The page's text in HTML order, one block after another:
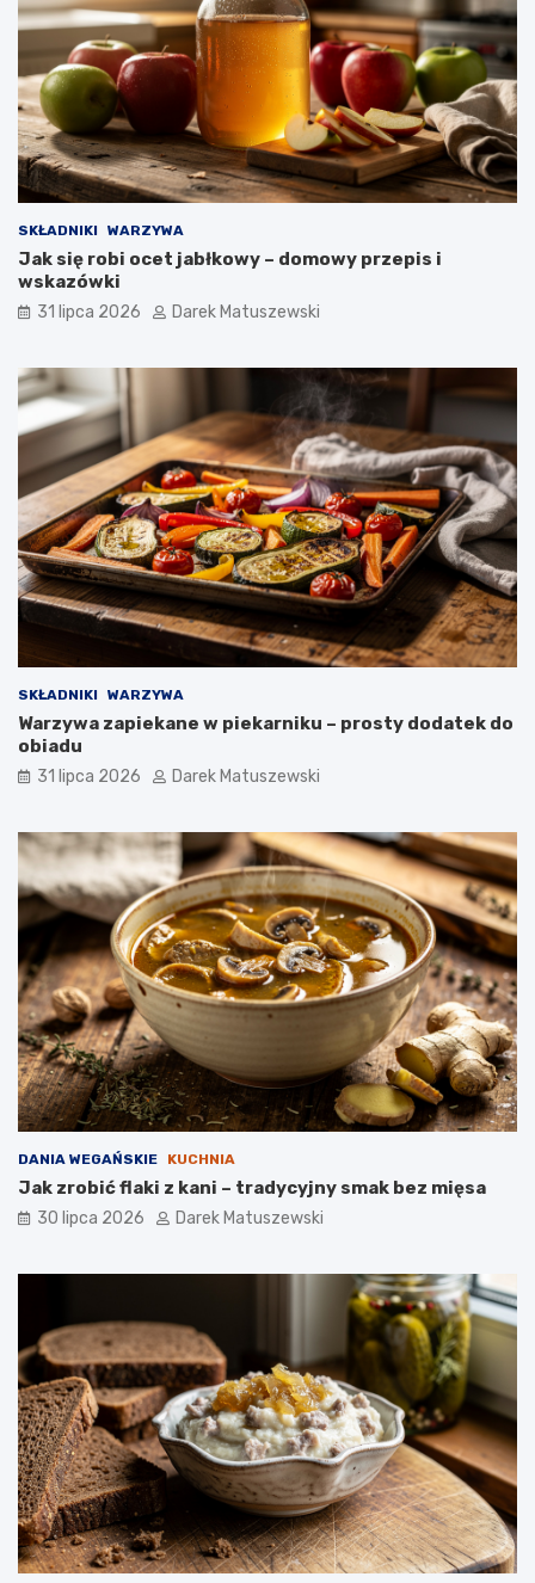
SKŁADNIKI WARZYWA
Jak się robi ocet jabłkowy – domowy przepis i
wskazówki
31 lipca 2026 Darek Matuszewski
SKŁADNIKI WARZYWA
Warzywa zapiekane w piekarniku – prosty dodatek do
obiadu
31 lipca 2026 Darek Matuszewski
DANIA WEGAŃSKIE KUCHNIA
Jak zrobić flaki z kani – tradycyjny smak bez mięsa
30 lipca 2026 Darek Matuszewski